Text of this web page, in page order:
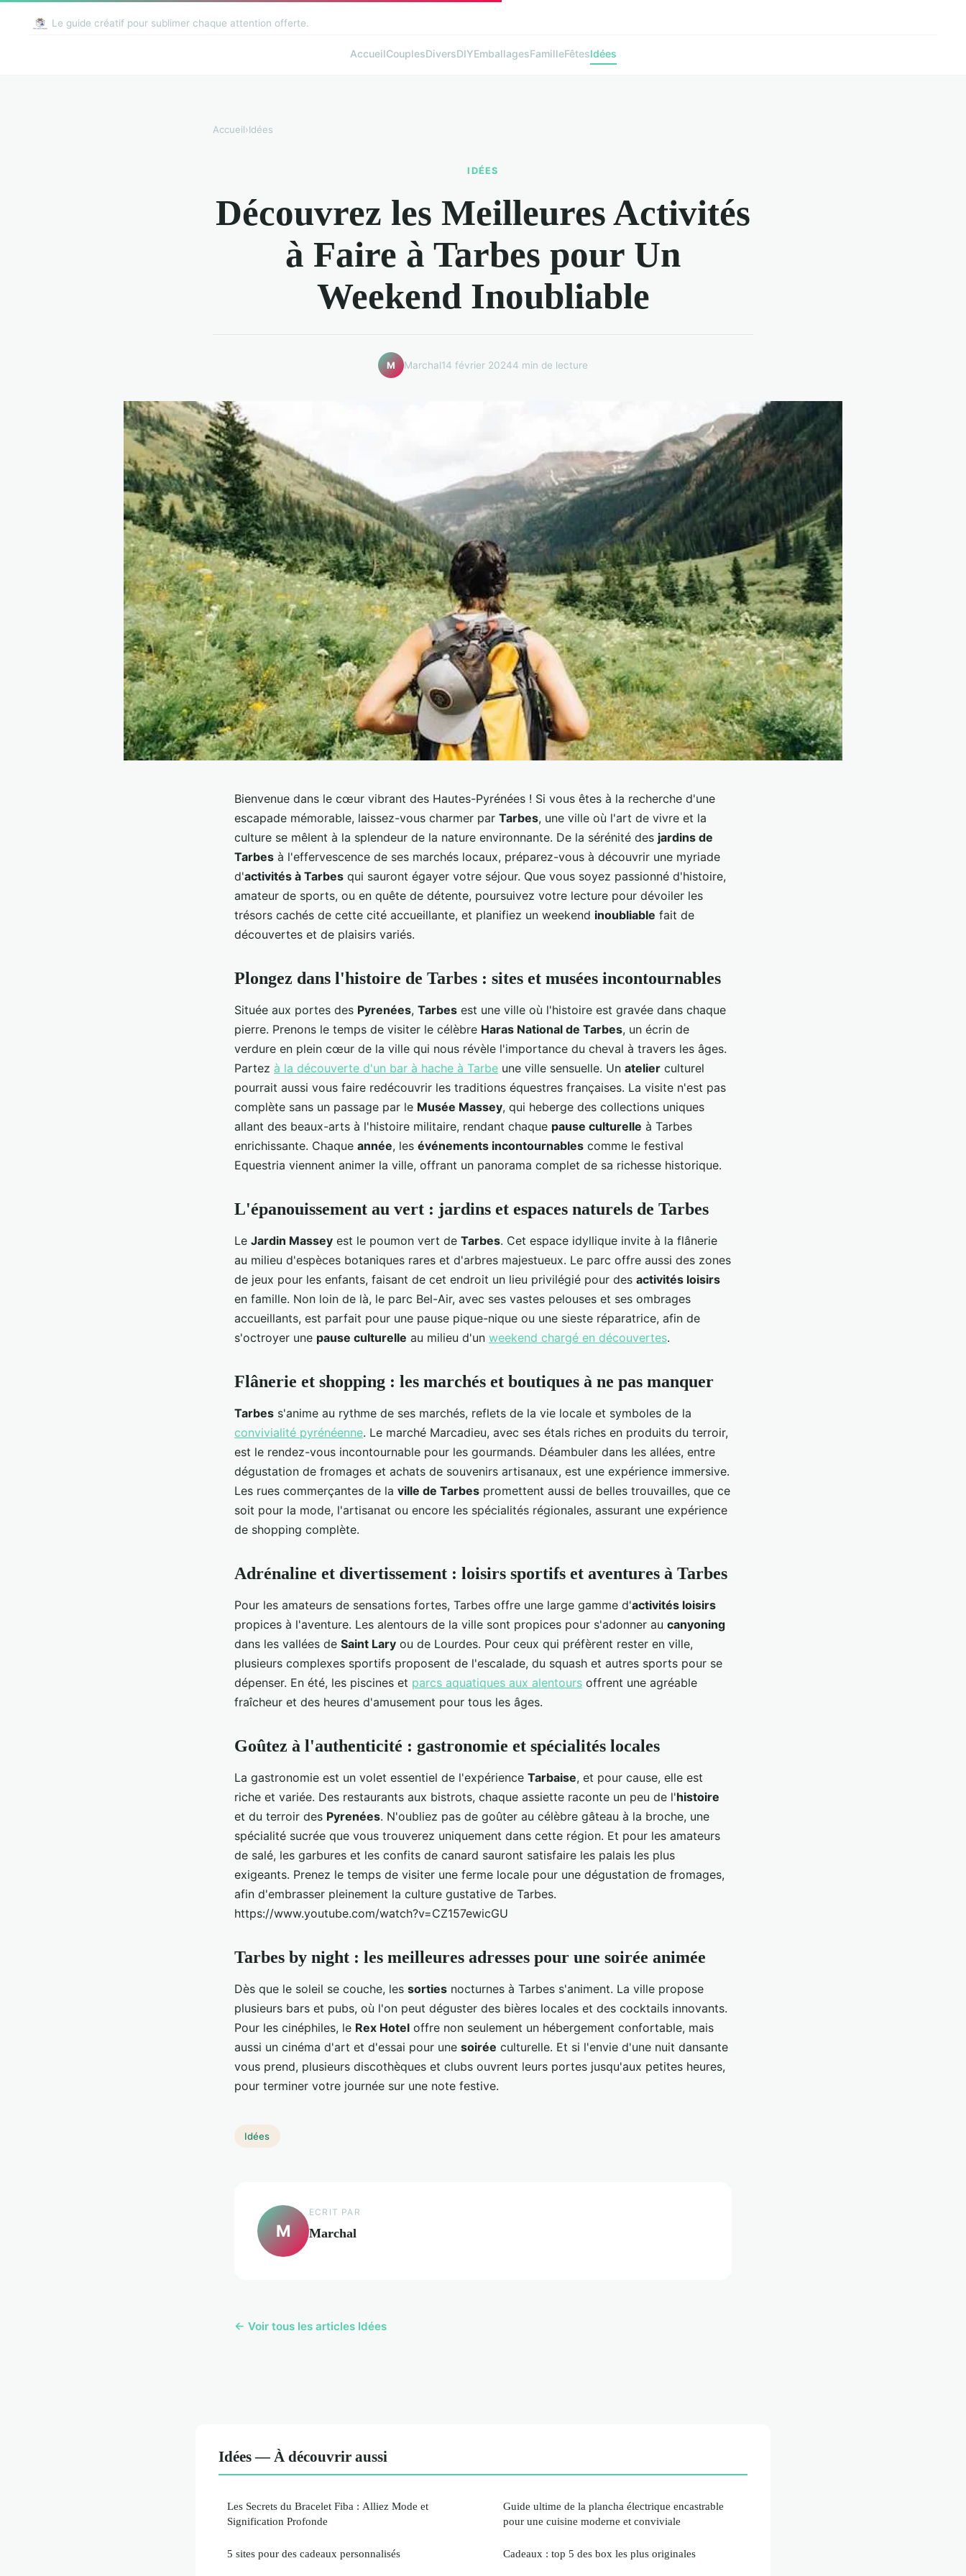
Le guide créatif pour sublimer chaque attention offerte.
AccueilCouplesDiversDIYEmballagesFamilleFêtesIdées
Accueil›Idées
IDÉES
Découvrez les Meilleures Activités
à Faire à Tarbes pour Un
Weekend Inoubliable
M Marchal14 février 20244 min de lecture
Bienvenue dans le cœur vibrant des Hautes-Pyrénées ! Si vous êtes à la recherche d'une
escapade mémorable, laissez-vous charmer par Tarbes, une ville où l'art de vivre et la
culture se mêlent à la splendeur de la nature environnante. De la sérénité des jardins de
Tarbes à l'effervescence de ses marchés locaux, préparez-vous à découvrir une myriade
d'activités à Tarbes qui sauront égayer votre séjour. Que vous soyez passionné d'histoire,
amateur de sports, ou en quête de détente, poursuivez votre lecture pour dévoiler les
trésors cachés de cette cité accueillante, et planifiez un weekend inoubliable fait de
découvertes et de plaisirs variés.
Plongez dans l'histoire de Tarbes : sites et musées incontournables
Située aux portes des Pyrenées, Tarbes est une ville où l'histoire est gravée dans chaque
pierre. Prenons le temps de visiter le célèbre Haras National de Tarbes, un écrin de
verdure en plein cœur de la ville qui nous révèle l'importance du cheval à travers les âges.
Partez à la découverte d'un bar à hache à Tarbe une ville sensuelle. Un atelier culturel
pourrait aussi vous faire redécouvrir les traditions équestres françaises. La visite n'est pas
complète sans un passage par le Musée Massey, qui heberge des collections uniques
allant des beaux-arts à l'histoire militaire, rendant chaque pause culturelle à Tarbes
enrichissante. Chaque année, les événements incontournables comme le festival
Equestria viennent animer la ville, offrant un panorama complet de sa richesse historique.
L'épanouissement au vert : jardins et espaces naturels de Tarbes
Le Jardin Massey est le poumon vert de Tarbes. Cet espace idyllique invite à la flânerie
au milieu d'espèces botaniques rares et d'arbres majestueux. Le parc offre aussi des zones
de jeux pour les enfants, faisant de cet endroit un lieu privilégié pour des activités loisirs
en famille. Non loin de là, le parc Bel-Air, avec ses vastes pelouses et ses ombrages
accueillants, est parfait pour une pause pique-nique ou une sieste réparatrice, afin de
s'octroyer une pause culturelle au milieu d'un weekend chargé en découvertes.
Flânerie et shopping : les marchés et boutiques à ne pas manquer
Tarbes s'anime au rythme de ses marchés, reflets de la vie locale et symboles de la
convivialité pyrénéenne. Le marché Marcadieu, avec ses étals riches en produits du terroir,
est le rendez-vous incontournable pour les gourmands. Déambuler dans les allées, entre
dégustation de fromages et achats de souvenirs artisanaux, est une expérience immersive.
Les rues commerçantes de la ville de Tarbes promettent aussi de belles trouvailles, que ce
soit pour la mode, l'artisanat ou encore les spécialités régionales, assurant une expérience
de shopping complète.
Adrénaline et divertissement : loisirs sportifs et aventures à Tarbes
Pour les amateurs de sensations fortes, Tarbes offre une large gamme d'activités loisirs
propices à l'aventure. Les alentours de la ville sont propices pour s'adonner au canyoning
dans les vallées de Saint Lary ou de Lourdes. Pour ceux qui préfèrent rester en ville,
plusieurs complexes sportifs proposent de l'escalade, du squash et autres sports pour se
dépenser. En été, les piscines et parcs aquatiques aux alentours offrent une agréable
fraîcheur et des heures d'amusement pour tous les âges.
Goûtez à l'authenticité : gastronomie et spécialités locales
La gastronomie est un volet essentiel de l'expérience Tarbaise, et pour cause, elle est
riche et variée. Des restaurants aux bistrots, chaque assiette raconte un peu de l'histoire
et du terroir des Pyrenées. N'oubliez pas de goûter au célèbre gâteau à la broche, une
spécialité sucrée que vous trouverez uniquement dans cette région. Et pour les amateurs
de salé, les garbures et les confits de canard sauront satisfaire les palais les plus
exigeants. Prenez le temps de visiter une ferme locale pour une dégustation de fromages,
afin d'embrasser pleinement la culture gustative de Tarbes.
https://www.youtube.com/watch?v=CZ157ewicGU
Tarbes by night : les meilleures adresses pour une soirée animée
Dès que le soleil se couche, les sorties nocturnes à Tarbes s'animent. La ville propose
plusieurs bars et pubs, où l'on peut déguster des bières locales et des cocktails innovants.
Pour les cinéphiles, le Rex Hotel offre non seulement un hébergement confortable, mais
aussi un cinéma d'art et d'essai pour une soirée culturelle. Et si l'envie d'une nuit dansante
vous prend, plusieurs discothèques et clubs ouvrent leurs portes jusqu'aux petites heures,
pour terminer votre journée sur une note festive.
Idées
M
ECRIT PAR
Marchal
← Voir tous les articles Idées
Idées — À découvrir aussi
Les Secrets du Bracelet Fiba : Alliez Mode et
Signification Profonde
5 sites pour des cadeaux personnalisés
Guide ultime de la plancha électrique encastrable
pour une cuisine moderne et conviviale
Cadeaux : top 5 des box les plus originales